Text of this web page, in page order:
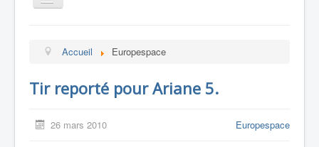
Navigation
Aviation Commerciale
Aviation d'Affaire
Europespace
Accueil Europespace
Tir reporté pour Ariane 5.
26 mars 2010 Europespace